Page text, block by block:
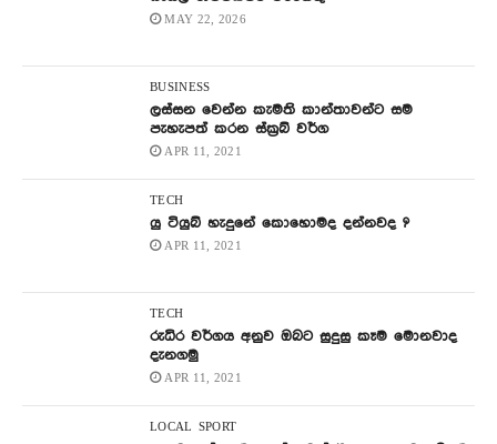
MAY 22, 2026
BUSINESS
ලස්සන වෙන්න කැමති කාන්තාවන්ට සම
පැහැපත් කරන ස්ක්‍රබ් වර්ග
APR 11, 2021
TECH
යු ටියුබ් හැදුනේ කොහොමද දන්නවද ?
APR 11, 2021
TECH
රුධිර වර්ගය අනුව ඔබට සුදුසු කෑම මොනවාද
දැනගමු
APR 11, 2021
LOCAL SPORT